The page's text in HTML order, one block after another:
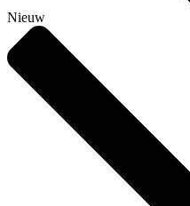
Nieuw